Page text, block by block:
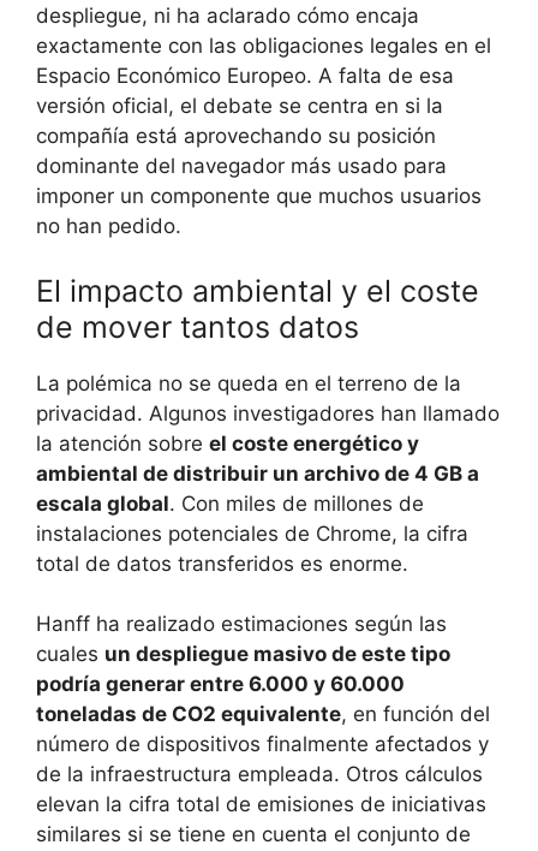
despliegue, ni ha aclarado cómo encaja
exactamente con las obligaciones legales en el
Espacio Económico Europeo. A falta de esa
versión oficial, el debate se centra en si la
compañía está aprovechando su posición
dominante del navegador más usado para
imponer un componente que muchos usuarios
no han pedido.
El impacto ambiental y el coste
de mover tantos datos
La polémica no se queda en el terreno de la
privacidad. Algunos investigadores han llamado
la atención sobre el coste energético y
ambiental de distribuir un archivo de 4 GB a
escala global. Con miles de millones de
instalaciones potenciales de Chrome, la cifra
total de datos transferidos es enorme.
Hanff ha realizado estimaciones según las
cuales un despliegue masivo de este tipo
podría generar entre 6.000 y 60.000
toneladas de CO2 equivalente, en función del
número de dispositivos finalmente afectados y
de la infraestructura empleada. Otros cálculos
elevan la cifra total de emisiones de iniciativas
similares si se tiene en cuenta el conjunto de